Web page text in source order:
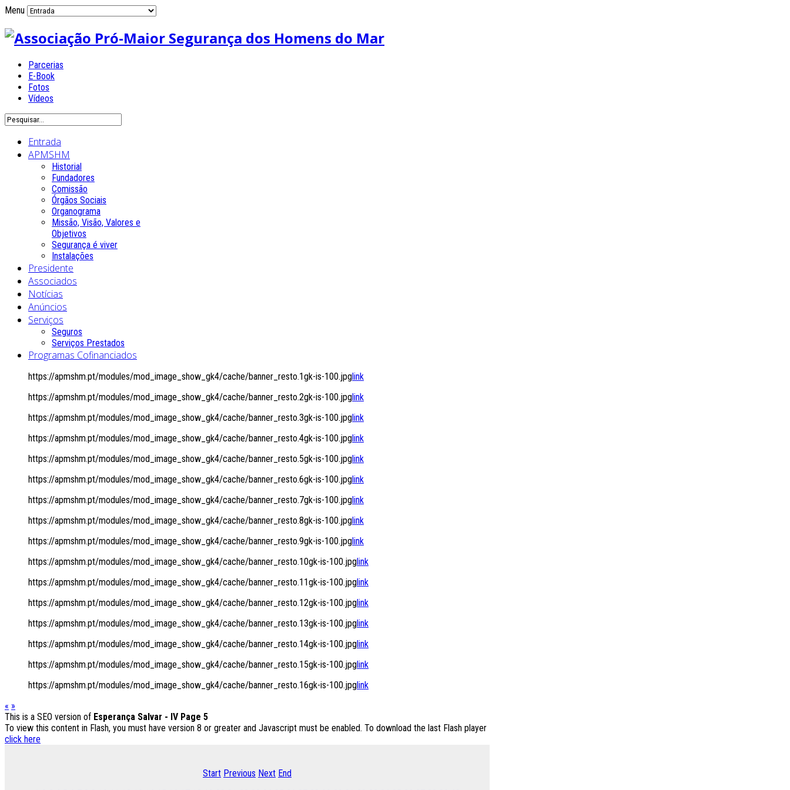
Menu
Parcerias
E-Book
Fotos
Vídeos
Entrada
APMSHM
Historial
Fundadores
Comissão
Órgãos Sociais
Organograma
Missão, Visão, Valores e
Objetivos
Segurança é viver
Instalações
Presidente
Associados
Notícias
Anúncios
Serviços
Seguros
Serviços Prestados
Programas Cofinanciados
https://apmshm.pt/modules/mod_image_show_gk4/cache/banner_resto.1gk-is-100.jpglink
https://apmshm.pt/modules/mod_image_show_gk4/cache/banner_resto.2gk-is-100.jpglink
https://apmshm.pt/modules/mod_image_show_gk4/cache/banner_resto.3gk-is-100.jpglink
https://apmshm.pt/modules/mod_image_show_gk4/cache/banner_resto.4gk-is-100.jpglink
https://apmshm.pt/modules/mod_image_show_gk4/cache/banner_resto.5gk-is-100.jpglink
https://apmshm.pt/modules/mod_image_show_gk4/cache/banner_resto.6gk-is-100.jpglink
https://apmshm.pt/modules/mod_image_show_gk4/cache/banner_resto.7gk-is-100.jpglink
https://apmshm.pt/modules/mod_image_show_gk4/cache/banner_resto.8gk-is-100.jpglink
https://apmshm.pt/modules/mod_image_show_gk4/cache/banner_resto.9gk-is-100.jpglink
https://apmshm.pt/modules/mod_image_show_gk4/cache/banner_resto.10gk-is-100.jpglink
https://apmshm.pt/modules/mod_image_show_gk4/cache/banner_resto.11gk-is-100.jpglink
https://apmshm.pt/modules/mod_image_show_gk4/cache/banner_resto.12gk-is-100.jpglink
https://apmshm.pt/modules/mod_image_show_gk4/cache/banner_resto.13gk-is-100.jpglink
https://apmshm.pt/modules/mod_image_show_gk4/cache/banner_resto.14gk-is-100.jpglink
https://apmshm.pt/modules/mod_image_show_gk4/cache/banner_resto.15gk-is-100.jpglink
https://apmshm.pt/modules/mod_image_show_gk4/cache/banner_resto.16gk-is-100.jpglink
« »
This is a SEO version of Esperança Salvar - IV Page 5
To view this content in Flash, you must have version 8 or greater and Javascript must be enabled. To download the last Flash player
click here
Start Previous Next End